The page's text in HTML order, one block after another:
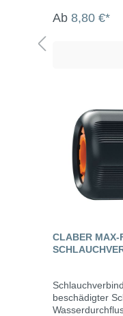
Ab 8,80 €*
CLABER MAX-
beschädigter